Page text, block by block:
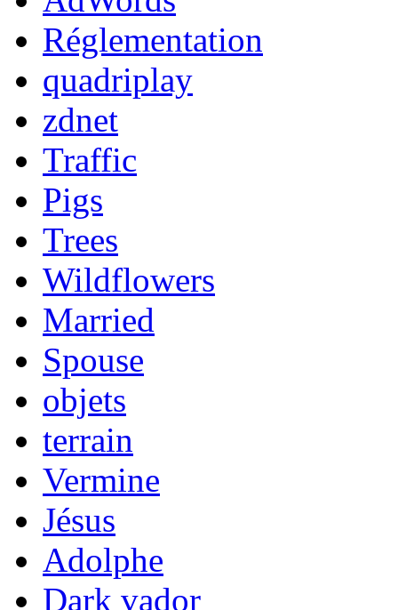
Réglementation
quadriplay
zdnet
Traffic
Pigs
Trees
Wildflowers
Married
Spouse
objets
terrain
Vermine
Jésus
Adolphe
Dark vador